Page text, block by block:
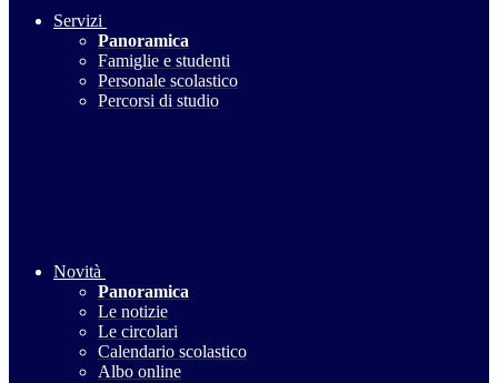
Servizi
Panoramica
Famiglie e studenti
Personale scolastico
Percorsi di studio
Novità
Panoramica
Le notizie
Le circolari
Calendario scolastico
Albo online